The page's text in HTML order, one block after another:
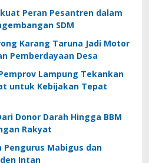
Peran Pesantren dalam
SDM
Karang Taruna Jadi Motor
Pemberdayaan Desa
Lampung Tekankan
untuk Kebijakan Tepat
Donor Darah Hingga BBM
Rakyat
Pengurus Mabigus dan
Intan